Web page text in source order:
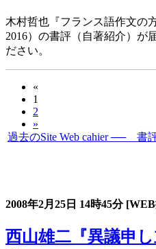
木村哲也『フランス語作文の
2016）の書評（自著紹介）が
ださい。
«
1
2
»
過去のSite Web cahier ── 書
2008年2月25日 14時45分
西山雄二『異議申